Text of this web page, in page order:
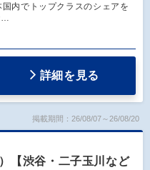
内でトップクラスのシェアを
詳細を見る
掲載期間：26/08/07～26/08/20
【渋谷・二子玉川など